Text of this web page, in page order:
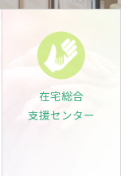
在宅総合
支援センター